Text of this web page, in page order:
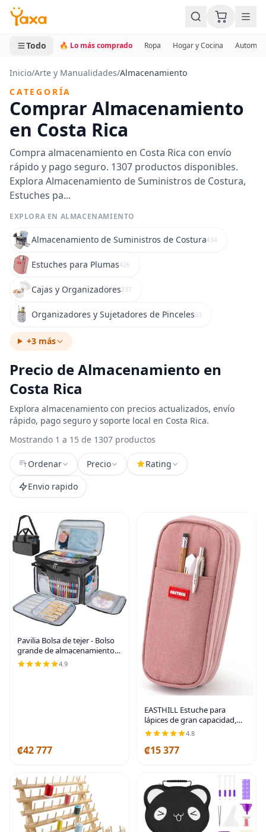
MINI CARRITO
0 productos
Todo 🔥 Lo más comprado Ropa Hogar y Cocina
Inicio/Arte y Manualidades/Almacenamiento
CATEGORÍA
Comprar Almacenamiento
en Costa Rica
Compra almacenamiento en Costa Rica con envío
rápido y pago seguro. 1307 productos disponibles.
Explora Almacenamiento de Suministros de Costura,
Estuches pa...
EXPLORA EN ALMACENAMIENTO
Almacenamiento de Suministros de Costura434
Estuches para Plumas426
Cajas y Organizadores237
Organizadores y Sujetadores de Pinceles63
+3 más
Precio de Almacenamiento en
Costa Rica
Explora almacenamiento con precios actualizados, envío
rápido, pago seguro y soporte local en Costa Rica.
Mostrando 1 a 15 de 1307 productos
Ordenar Precio
Rating
Envio rapido
Pavilia Bolsa de tejer - Bolso
grande de almacenamiento
de hilo, organizador de
ganchillo, bolsa de proyectos
4.9
₡42 777
EASTHILL Estuche para
lápices de gran capacidad,
bolsa grande para lápices,
bolsa de papelería para
adolescentes, color rosa
4.8
₡15 377